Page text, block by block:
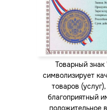
Товарный
символизирует
товаров
благоприятный
положительное